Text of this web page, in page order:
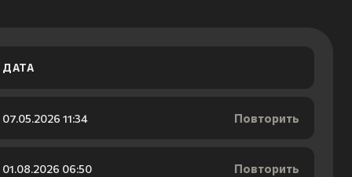
ДАТА
07.05.2026 11:34 Повторить
01.08.2026 06:50 Повторить